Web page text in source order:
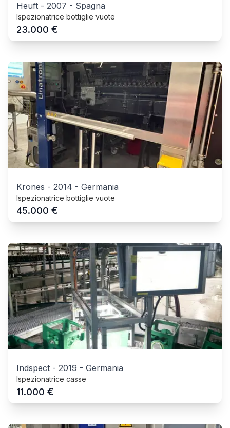
Heuft - 2007 - Spagna
Ispezionatrice bottiglie vuote
23.000 €
Krones - 2014 - Germania
Ispezionatrice bottiglie vuote
45.000 €
Indspect - 2019 - Germania
Ispezionatrice casse
11.000 €